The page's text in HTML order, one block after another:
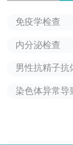
免疫学检查
内分泌检查
男性抗精子抗
染色体异常导